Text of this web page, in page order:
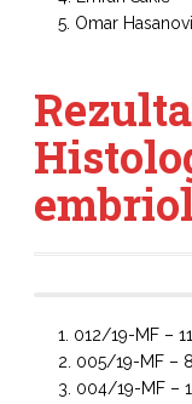
Omar
012/19-MF –
005/19-MF –
004/19-MF –